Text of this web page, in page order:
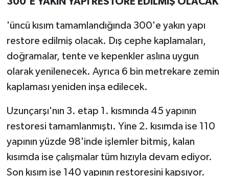
'üncü kısım tamamlandığında 300'e yakın yapı
restore edilmiş olacak. Dış cephe kaplamaları,
doğramalar, tente ve kepenkler aslına uygun
olarak yenilenecek. Ayrıca 6 bin metrekare zemin
kaplaması yeniden inşa edilecek.
Uzunçarşı'nın 3. etap 1. kısmında 45 yapının
restoresi tamamlanmıştı. Yine 2. kısımda ise 110
yapının yüzde 98'inde işlemler bitmiş, kalan
kısımda ise çalışmalar tüm hızıyla devam ediyor.
Son kısım ise 140 yapının restoresini kapsıyor.